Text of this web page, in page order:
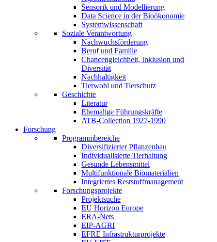
Sensorik und Modellierung
Data Science in der Bioökonomie
Systemwissenschaft
Soziale Verantwortung
Nachwuchsförderung
Beruf und Familie
Chancengleichheit, Inklusion und
Diversität
Nachhaltigkeit
Tierwohl und Tierschutz
Geschichte
Literatur
Ehemalige Führungskräfte
ATB-Collection 1927-1990
Forschung
Programmbereiche
Diversifizierter Pflanzenbau
Individualisierte Tierhaltung
Gesunde Lebensmittel
Multifunktionale Biomaterialien
Integriertes Reststoffmanagement
Forschungsprojekte
Projektsuche
EU Horizon Europe
ERA-Nets
EIP-AGRI
EFRE Infrastrukturprojekte